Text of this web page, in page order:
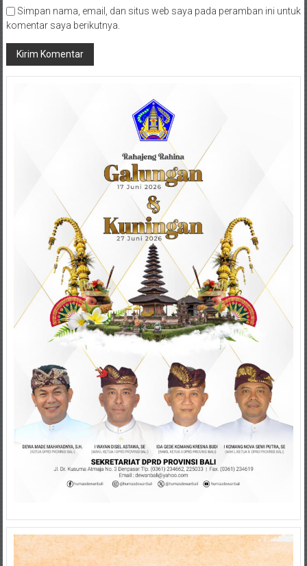
Simpan nama, email, dan situs web saya pada peramban ini untuk
komentar saya berikutnya.